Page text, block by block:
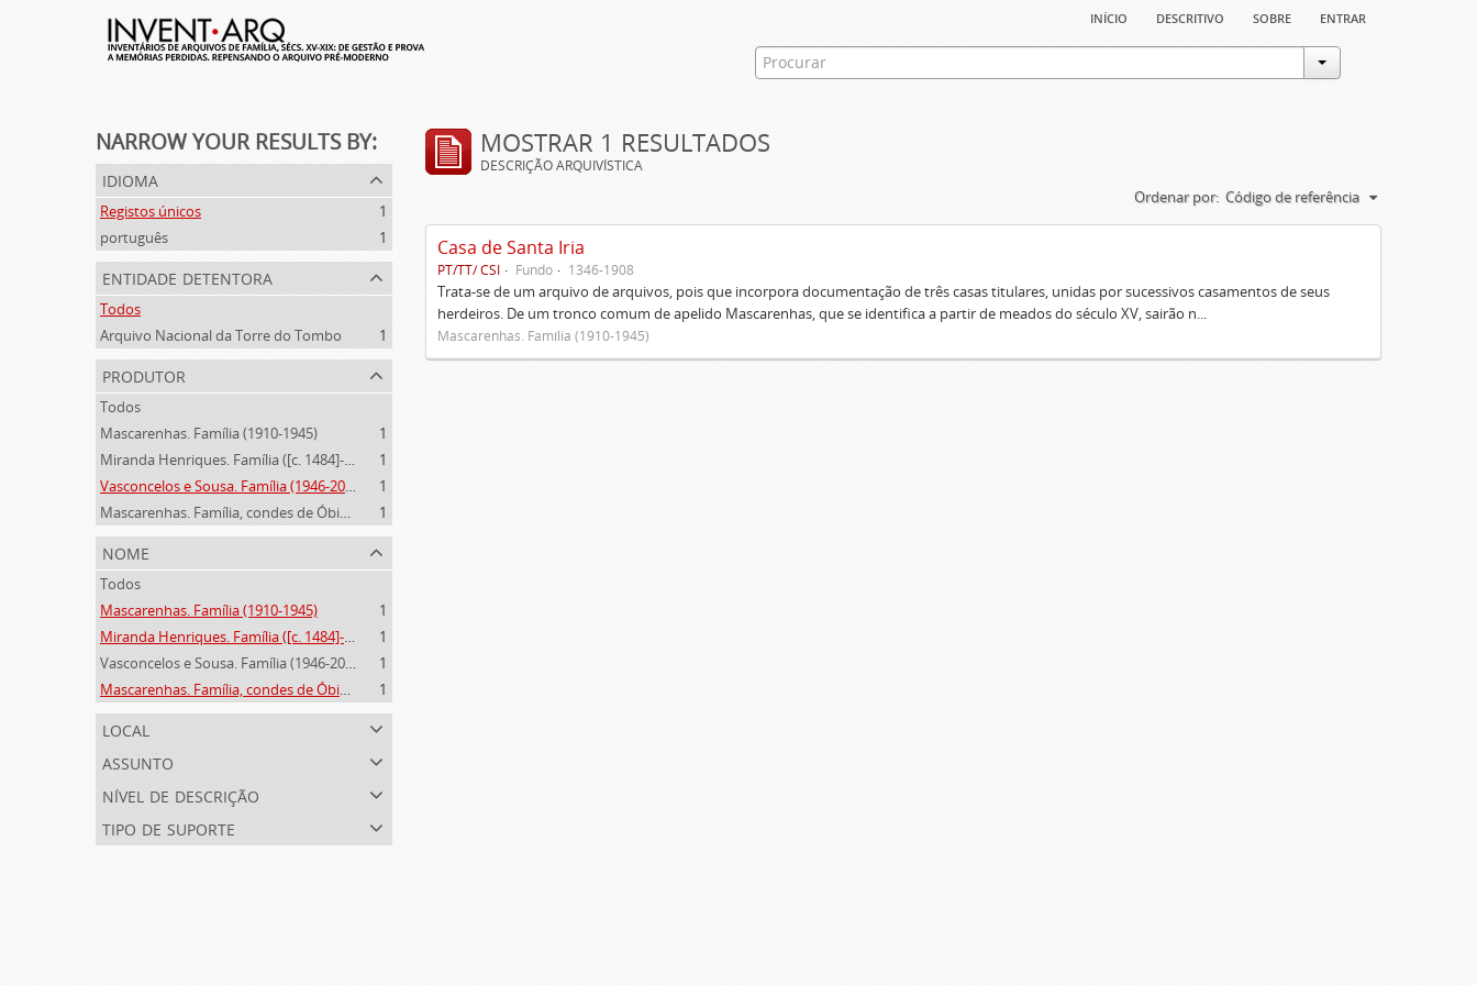
início descritivo sobre entrar
NARROW YOUR RESULTS BY:
idioma
Registos únicos
1
português
1
entidade detentora
Todos
Arquivo Nacional da Torre do Tombo
1
produtor
Todos
Mascarenhas. Família (1910-1945)
1
Miranda Henriques. Família ([c. 1484]-[c.1745])
1
Vasconcelos e Sousa. Família (1946-2006)
1
Mascarenhas. Família, condes de Óbidos, Palma e Sabugal (1669-1910)
1
nome
Todos
Mascarenhas. Família (1910-1945)
1
Miranda Henriques. Família ([c. 1484]-[c.1745])
1
Vasconcelos e Sousa. Família (1946-2006)
1
Mascarenhas. Família, condes de Óbidos, Palma e Sabugal (1669-1910)
1
local
assunto
nível de descrição
tipo de suporte
MOSTRAR 1 RESULTADOS
DESCRIÇÃO ARQUIVÍSTICA
Ordenar por: Código de referência
Casa de Santa Iria
PT/TT/ CSI Fundo 1346-1908
Trata-se de um arquivo de arquivos, pois que incorpora documentação de três casas titulares, unidas por sucessivos casamentos de seus
herdeiros. De um tronco comum de apelido Mascarenhas, que se identifica a partir de meados do século XV, sairão n...
Mascarenhas. Família (1910-1945)